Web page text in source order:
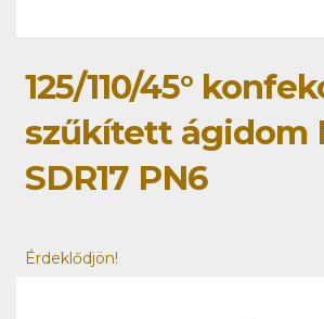
125/110/45°
szűkített ágidom
SDR17 PN6
Érdeklődjön!